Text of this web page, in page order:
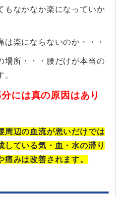
もなかなか楽になっていか
は楽にならないのか・・・
場所・・・腰だけが本当の
には真の原因はあり
周辺の血流が悪いだけでは
している気・血・水の滞り
みは改善されます。